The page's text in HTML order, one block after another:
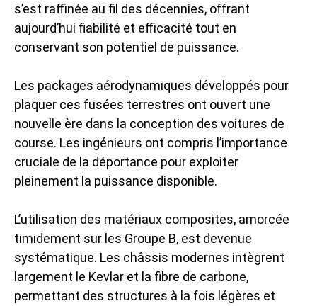
s’est raffinée au fil des décennies, offrant
aujourd’hui fiabilité et efficacité tout en
conservant son potentiel de puissance.
Les packages aérodynamiques développés pour
plaquer ces fusées terrestres ont ouvert une
nouvelle ère dans la conception des voitures de
course. Les ingénieurs ont compris l’importance
cruciale de la déportance pour exploiter
pleinement la puissance disponible.
L’utilisation des matériaux composites, amorcée
timidement sur les Groupe B, est devenue
systématique. Les châssis modernes intègrent
largement le Kevlar et la fibre de carbone,
permettant des structures à la fois légères et